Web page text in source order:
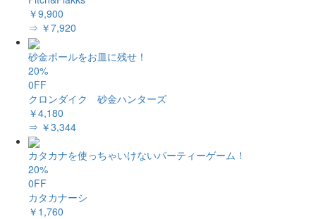
￥9,900
⇒ ￥7,920
砂金ボールをお皿に残せ！
20%
0FF
クロンダイク 砂金ハンターズ
￥4,180
⇒ ￥3,344
カタカナを使っちゃいけないパーティーゲーム！
20%
0FF
カタカナーシ
￥1,760